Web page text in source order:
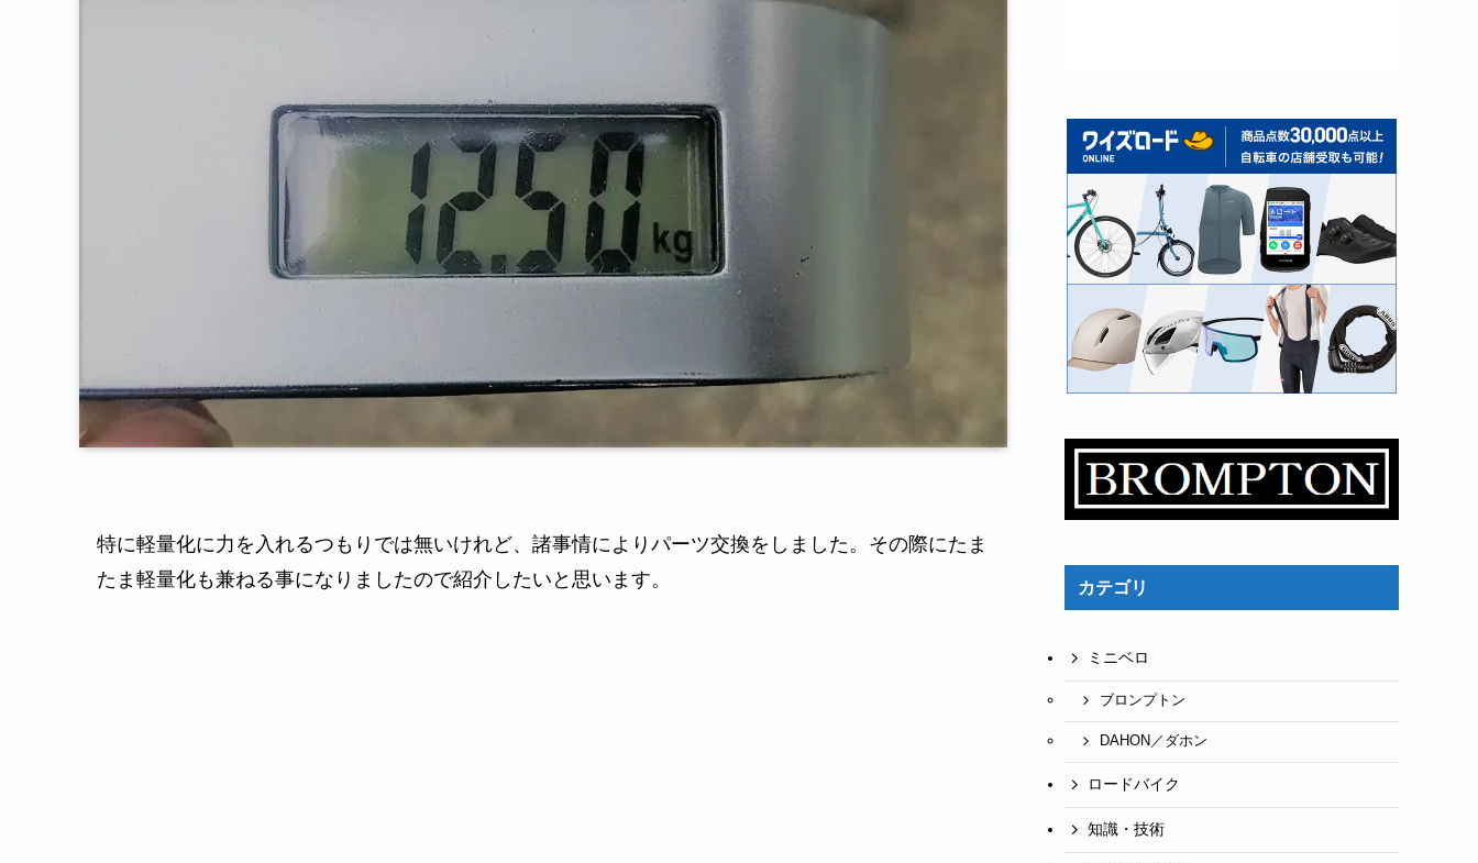
特に軽量化に力を入れるつもりでは無いけれど、諸事情によりパーツ交換をしました。その際にたま
たま軽量化も兼ねる事になりましたので紹介したいと思います。
カテゴリ
ミニベロ
ブロンプトン
DAHON／ダホン
ロードバイク
知識・技術